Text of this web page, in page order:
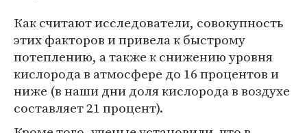
Как считают исследователи, совокупность
этих факторов и привела к быстрому
потеплению, а также к снижению уровня
кислорода в атмосфере до 16 процентов и
ниже (в наши дни доля кислорода в воздухе
составляет 21 процент).